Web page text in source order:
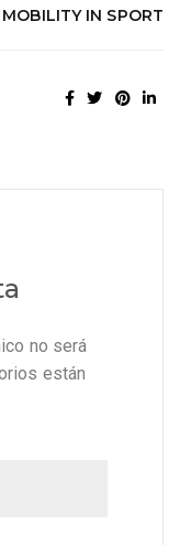
IN SPORT
no será
están